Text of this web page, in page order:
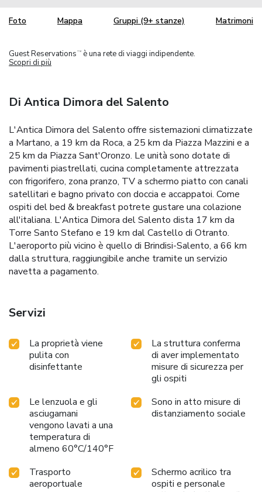
Foto Mappa Gruppi (9+ stanze) Matrimoni
Guest Reservations TM
è una rete di viaggi indipendente.
Scopri di più
Di Antica Dimora del Salento
L'Antica Dimora del Salento offre sistemazioni climatizzate
a Martano, a 19 km da Roca, a 25 km da Piazza Mazzini e a
25 km da Piazza Sant'Oronzo. Le unità sono dotate di
pavimenti piastrellati, cucina completamente attrezzata
con frigorifero, zona pranzo, TV a schermo piatto con canali
satellitari e bagno privato con doccia e accappatoi. Come
ospiti del bed & breakfast potrete gustare una colazione
all'italiana. L'Antica Dimora del Salento dista 17 km da
Torre Santo Stefano e 19 km dal Castello di Otranto.
L'aeroporto più vicino è quello di Brindisi-Salento, a 66 km
dalla struttura, raggiungibile anche tramite un servizio
navetta a pagamento.
Servizi
La proprietà viene
pulita con
disinfettante
La struttura conferma
di aver implementato
misure di sicurezza per
gli ospiti
Le lenzuola e gli
asciugamani
vengono lavati a una
temperatura di
almeno 60°C/140°F
Sono in atto misure di
distanziamento sociale
Trasporto
aeroportuale
Schermo acrilico tra
ospiti e personale